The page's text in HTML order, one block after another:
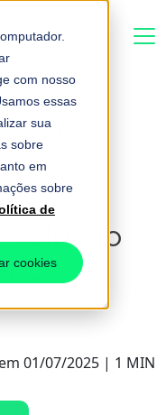
com nosso
essas
sua
sobre
em
sobre
de
cookies
estou
solução
E
01/07/2025 | 1 MIN